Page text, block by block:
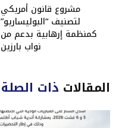
مشروع قانون أمريكي
لتصنيف “البوليساريو”
كمنظمة إرهابية بدعم من
نواب بارزين
المقالات ذات الصلة